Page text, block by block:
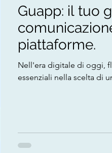
Guapp: il tuo
piattaforme.
Nell'era digitale di oggi,
essenziali nella scelta di